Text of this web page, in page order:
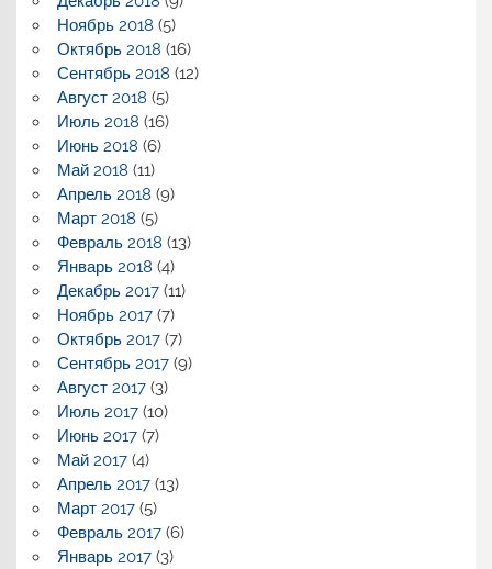
Ноябрь 2018 (5)
Октябрь 2018 (16)
Сентябрь 2018 (12)
Август 2018 (5)
Июль 2018 (16)
Июнь 2018 (6)
Май 2018 (11)
Апрель 2018 (9)
Март 2018 (5)
Февраль 2018 (13)
Январь 2018 (4)
Декабрь 2017(11)
Ноябрь 2017(7)
Октябрь 2017(7)
Сентябрь 2017(9)
Август 2017(3)
Июль 2017(10)
Июнь 2017(7)
Май 2017(4)
Апрель 2017(13)
Март 2017(5)
Февраль 2017(6)
Январь 2017(3)